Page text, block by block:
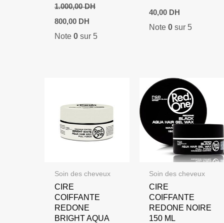
1.000,00DH
Le
prix
initial
800,00 DHLe
actuel
Note 0sur 5
40,00 DH
Note0 sur 5
Soin des cheveux
CIRE
COIFFANTE
REDONE
BRIGHT AQUA
Soin des cheveux
CIRE
COIFFANTE
REDONE NOIRE
150 ML